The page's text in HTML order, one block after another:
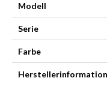
Modell
Serie
Farbe
Herstellerinformation